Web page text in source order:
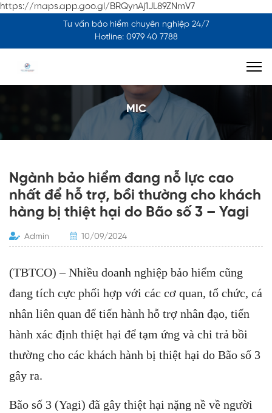
https://maps.app.goo.gl/BRQynAj1JL89ZNmV7
Tư vấn bảo hiểm chuyên nghiệp 24/7
Hotline: 0979 40 7788
MIC
Ngành bảo hiểm đang nỗ lực cao
nhất để hỗ trợ, bồi thường cho khách
hàng bị thiệt hại do Bão số 3 – Yagi
Admin 10/09/2024
(TBTCO) –Nhiều doanh nghiệp bảo hiểm cũng
đang tích cực phối hợp với các cơ quan, tổ chức, cá
nhân liên quan để tiến hành hỗ trợ nhân đạo, tiến
hành xác định thiệt hại để tạm ứng và chi trả bồi
thường cho các khách hành bị thiệt hại do Bão số 3
gây ra.
Bão số 3 (Yagi) đã gây thiệt hại nặng nề về người